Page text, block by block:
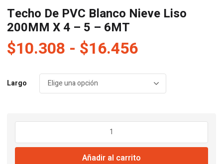
Techo De PVC Blanco Nieve Liso
200MM X 4 – 5 – 6MT
$10.308 - $16.456Rango
precios:
desde
hasta
$16.456
Largo
Techo
PVC
Añadir al carrito